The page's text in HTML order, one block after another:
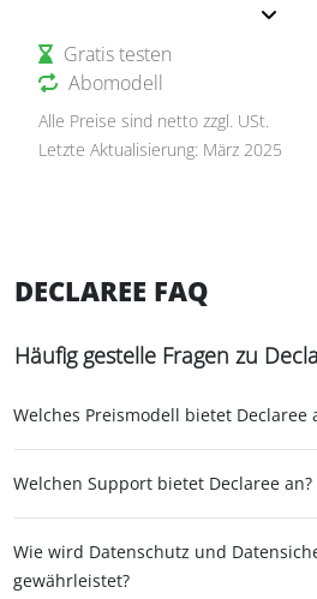
hinzugebucht werden, min.
Gratis testen
Abomodell
Alle Preise sind netto zzgl. USt.
Letzte Aktualisierung: März 2025
DECLAREE FAQ
Häufig gestelle Fragen zu
Welches Preismodell bietet Declaree
Welchen Support bietet Declaree an?
Wie wird Datenschutz und
gewährleistet?